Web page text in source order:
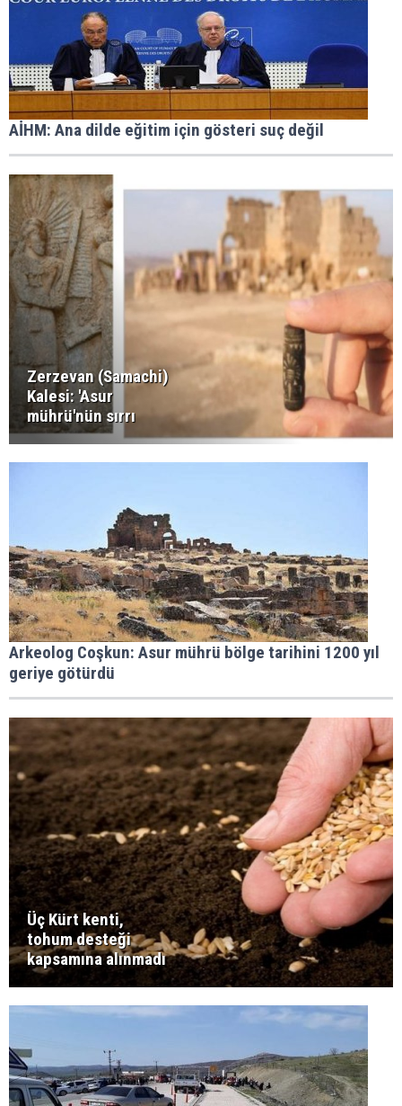
AİHM: Ana dilde eğitim için gösteri suç değil
Zerzevan (Samachi)
Kalesi: 'Asur
mührü'nün sırrı
Arkeolog Coşkun: Asur mührü bölge tarihini 1200 yıl
geriye götürdü
Üç Kürt kenti,
tohum desteği
kapsamına alınmadı